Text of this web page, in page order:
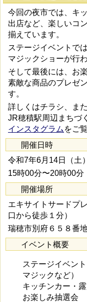
今回の夜市では、キ
出店など、楽しいコ
揃えています。
ステージイベントで
マジックショーが行
そして最後には、お
素敵な商品のプレゼ
す。
詳しくはチラシ、ま
JR穂積駅周辺まちづ
インスタグラム をご
開催日時
令和7年6月14日（土）
15時00分〜20時00分
開催場所
エキサイトサードプ
口から徒歩１分）
瑞穂市別府６５８番地
イベント概要
ステージイベン
マジックなど）
キッチンカー・
お楽しみ抽選会